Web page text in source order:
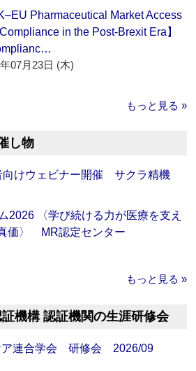
Pharmaceutical Market Access
in the Post-Brexit Era】
07月23日 (木)
もっと見る »
し物
向けウェビナー開催 サクラ精機
2026 〈学び続ける力が医療を支え
価〉 MR認定センター
もっと見る »
機構 認証機関の生涯研修会
ア連合学会 研修会 2026/09